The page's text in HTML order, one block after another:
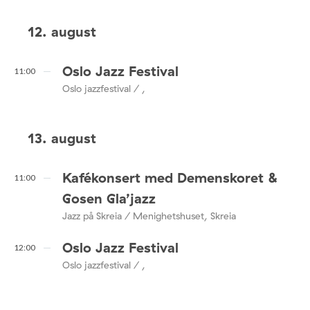
12. august
11:00 Oslo Jazz Festival
Oslo jazzfestival / ,
13. august
11:00
Kafékonsert med Demenskoret &
Gosen Gla’jazz
Jazz på Skreia / Menighetshuset, Skreia
12:00 Oslo Jazz Festival
Oslo jazzfestival / ,